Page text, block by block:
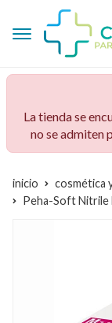
La tienda se
no se admiten
inicio
cosmética
Peha-Soft Nitrile